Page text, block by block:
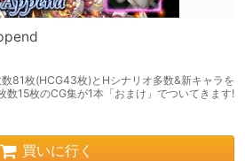
81枚(HCG43枚)とHシナリオ多数&新キャラを
数15枚のCG集が1本「おまけ」でついてきます!
買いに行く